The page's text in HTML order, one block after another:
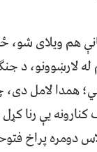
هم ویلای
لارښوونو، د
همدا لامل دی،
یې رنا
دومره پراخ